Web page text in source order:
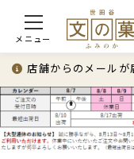
メニュー
店舗からのメールが